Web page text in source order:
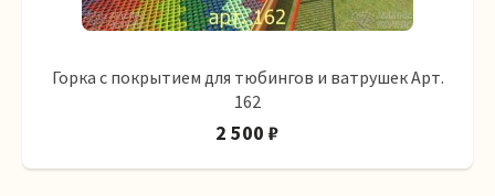
Горка с покрытием для тюбингов и ватрушек Арт.
162
2 500 ₽